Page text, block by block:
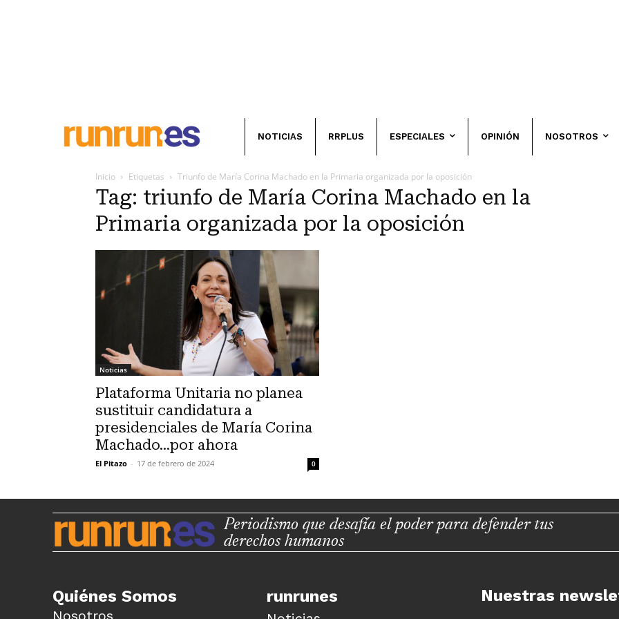
NOTICIAS RRPLUS ESPECIALES OPINIÓN NOSOTROS
Inicio Etiquetas Triunfo de María Corina Machado en la Primaria organizada por la oposición
Tag: triunfo de María Corina Machado en la
Primaria organizada por la oposición
Noticias
Plataforma Unitaria no planea
sustituir candidatura a
presidenciales de María Corina
Machado…por ahora
El Pitazo - 17 de febrero de 2024 0
Periodismo que desafía el poder para defender tus
derechos humanos
Quiénes Somos
Nosotros
runrunes Nuestras